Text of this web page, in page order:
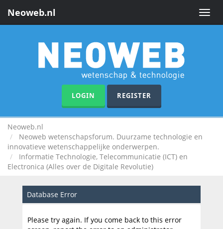
Toggle
Neoweb.nl
LOGIN REGISTER
Neoweb.nl
Neoweb wetenschapsforum. Duurzame technologie en
innovatieve wetenschappelijke onderwerpen.
Informatie Technologie, Telecommunicatie (ICT) en
Electronica (Alles over de Digitale Revolutie)
Database Error
Please try again. If you come back to this error